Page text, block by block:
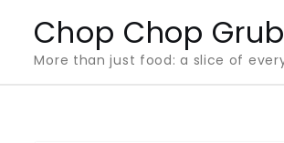
content
Chop Chop
More than just food: a slice of